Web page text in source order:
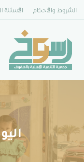
الشروط والأحكام الأسئلة